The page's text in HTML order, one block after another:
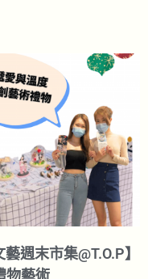
週末市集@T.O.P】
物藝術​